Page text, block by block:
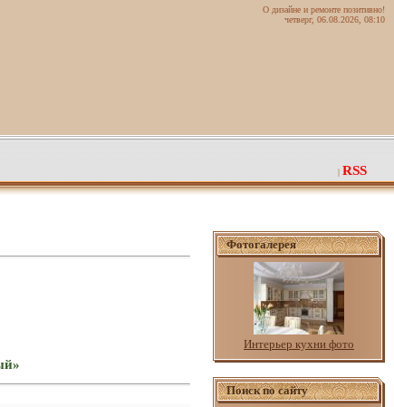
О дизайне и ремонте позитивно!
четверг, 06.08.2026, 08:10
| RSS
Фотогалерея
Интерьер кухни фото
Поиск по сайту